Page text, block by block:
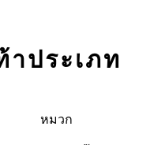
าประเภท
หมวก